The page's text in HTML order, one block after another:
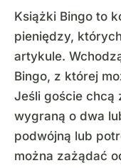
Książki Bingo to
pieniędzy,
artykule.
Bingo, z której
Jeśli goście chcą
wygraną o dwa
podwójną lub
można zażądać